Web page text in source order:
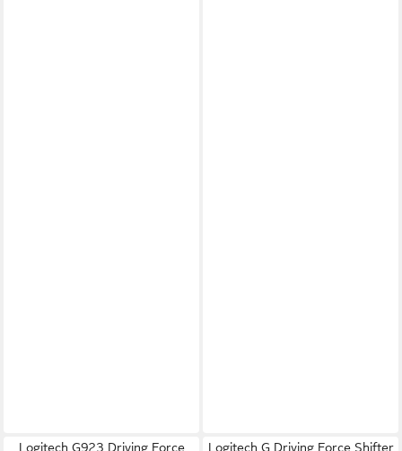
Logitech G923 Driving Force
Logitech G Driving Force Shifter